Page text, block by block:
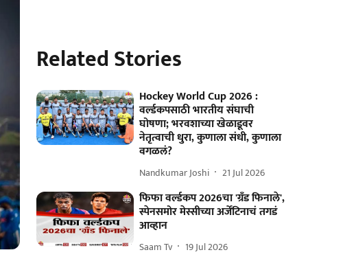
Related Stories
Hockey World Cup 2026 :
वर्ल्डकपसाठी भारतीय संघाची
घोषणा; भरवशाच्या खेळाडूवर
नेतृत्वाची धुरा, कुणाला संधी, कुणाला
वगळलं?
Nandkumar Joshi 21 Jul 2026
फिफा वर्ल्डकप 2026चा 'ग्रँड फिनाले',
स्पेनसमोर मेस्सीच्या अर्जेंटिनाचं तगडं
आव्हान
Saam Tv 19 Jul 2026